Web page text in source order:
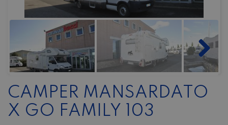
CAMPER MANSARDATO
X GO FAMILY 103